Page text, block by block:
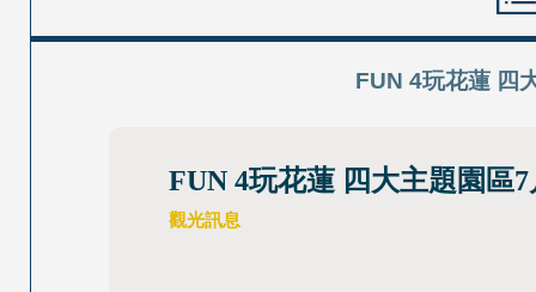
FUN 4玩花蓮 四
FUN 4玩花蓮 四大主題園區
觀光訊息